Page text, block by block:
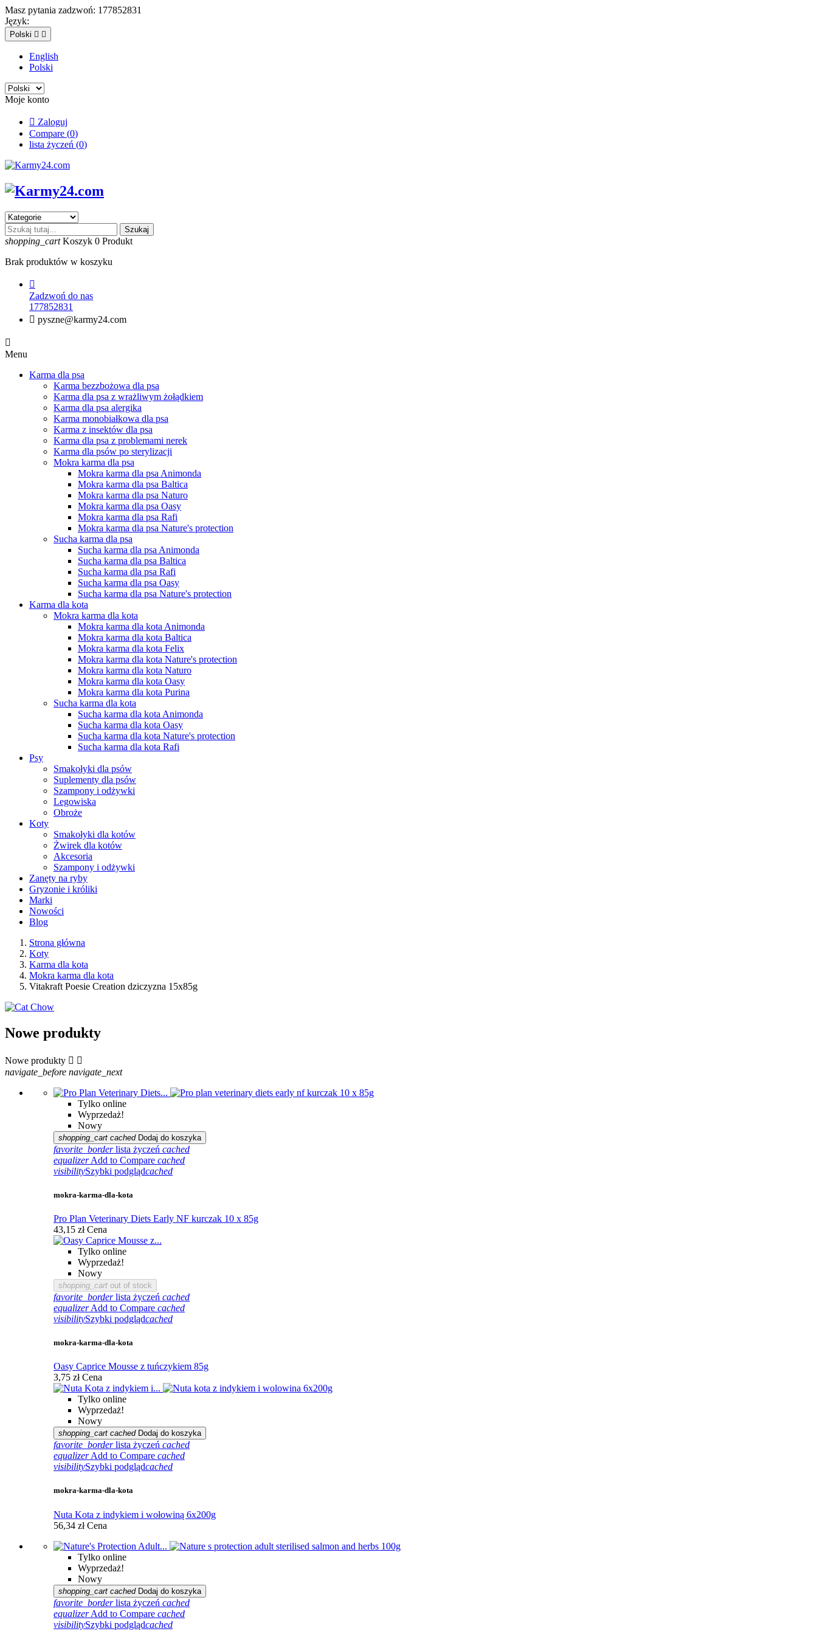
Masz pytania zadzwoń: 177852831
Język:
Polski  
English
Polski
Moje konto
 Zaloguj
Compare (0)
lista życzeń (0)
Szukaj
shopping_cart Koszyk 0 Produkt
Brak produktów w koszyku

Zadzwoń do nas
177852831
 pyszne@karmy24.com

Menu
Karma dla psa
Karma bezzbożowa dla psa
Karma dla psa z wrażliwym żołądkiem
Karma dla psa alergika
Karma monobiałkowa dla psa
Karma z insektów dla psa
Karma dla psa z problemami nerek
Karma dla psów po sterylizacji
Mokra karma dla psa
Mokra karma dla psa Animonda
Mokra karma dla psa Baltica
Mokra karma dla psa Naturo
Mokra karma dla psa Oasy
Mokra karma dla psa Rafi
Mokra karma dla psa Nature's protection
Sucha karma dla psa
Sucha karma dla psa Animonda
Sucha karma dla psa Baltica
Sucha karma dla psa Rafi
Sucha karma dla psa Oasy
Sucha karma dla psa Nature's protection
Karma dla kota
Mokra karma dla kota
Mokra karma dla kota Animonda
Mokra karma dla kota Baltica
Mokra karma dla kota Felix
Mokra karma dla kota Nature's protection
Mokra karma dla kota Naturo
Mokra karma dla kota Oasy
Mokra karma dla kota Purina
Sucha karma dla kota
Sucha karma dla kota Animonda
Sucha karma dla kota Oasy
Sucha karma dla kota Nature's protection
Sucha karma dla kota Rafi
Psy
Smakołyki dla psów
Suplementy dla psów
Szampony i odżywki
Legowiska
Obroże
Koty
Smakołyki dla kotów
Żwirek dla kotów
Akcesoria
Szampony i odżywki
Zanęty na ryby
Gryzonie i króliki
Marki
Nowości
Blog
Strona główna
Koty
Karma dla kota
Mokra karma dla kota
Vitakraft Poesie Creation dziczyzna 15x85g
Nowe produkty
Nowe produkty  
navigate_before navigate_next
Tylko online
Wyprzedaż!
Nowy
shopping_cart cached Dodaj do koszyka
favorite_border lista życzeń cached
equalizer Add to Compare cached
visibilitySzybki podglądcached
mokra-karma-dla-kota
Pro Plan Veterinary Diets Early NF kurczak 10 x 85g
43,15 zł Cena
Tylko online
Wyprzedaż!
Nowy
shopping_cart out of stock
favorite_border lista życzeń cached
equalizer Add to Compare cached
visibilitySzybki podglądcached
mokra-karma-dla-kota
Oasy Caprice Mousse z tuńczykiem 85g
3,75 zł Cena
Tylko online
Wyprzedaż!
Nowy
shopping_cart cached Dodaj do koszyka
favorite_border lista życzeń cached
equalizer Add to Compare cached
visibilitySzybki podglądcached
mokra-karma-dla-kota
Nuta Kota z indykiem i wołowiną 6x200g
56,34 zł Cena
Tylko online
Wyprzedaż!
Nowy
shopping_cart cached Dodaj do koszyka
favorite_border lista życzeń cached
equalizer Add to Compare cached
visibilitySzybki podglądcached